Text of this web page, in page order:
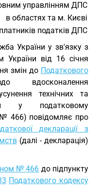
управлінням ДПС
в областях та м. Києві
податків ДПС
України у зв'язку з
України від 16 січня
змін до Податкового
вдосконалення
технічних та
у податковому
№ 466) повідомляє про
декларації з
(далі - декларація)
№ 466 до підпункту
Податкового кодексу